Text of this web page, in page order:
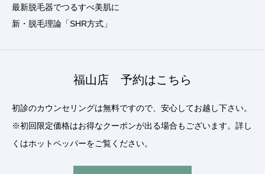
最新脱毛器でつるすべ美肌に
新・脱毛理論「SHR方式」
福山店 予約はこちら
初診のカウンセリングは無料ですので、安心してお越し下さい。
※初回限定価格はお得なクーポンが出る場合もございます。詳し
くはホットペッパーをご覧ください。